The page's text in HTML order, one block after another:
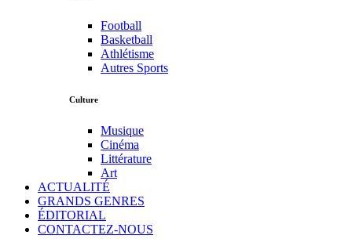
Football
Basketball
Athlétisme
Autres Sports
Culture
Musique
Cinéma
Littérature
Art
ACTUALITÉ
GRANDS GENRES
ÉDITORIAL
CONTACTEZ-NOUS